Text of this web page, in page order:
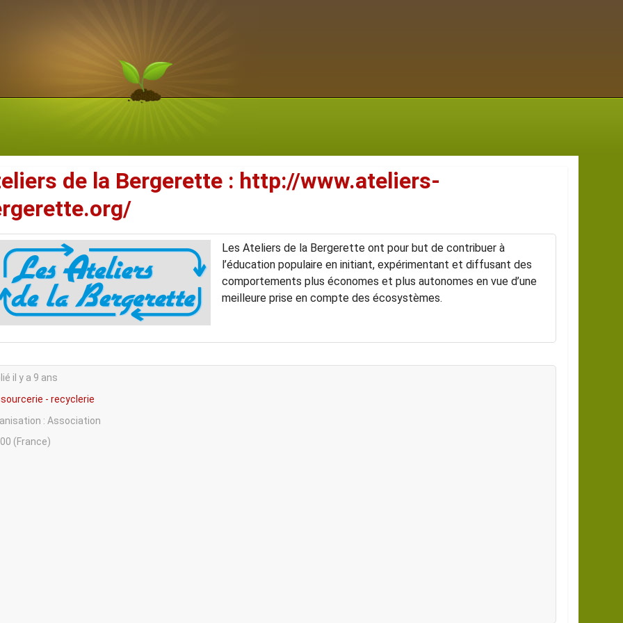
de la Bergerette : http://www.ateliers-
Les Ateliers de la Bergerette ont pour but de contribuer à
l’éducation populaire en initiant, expérimentant et diffusant des
comportements plus économes et plus autonomes en vue d’une
meilleure prise en compte des écosystèmes.
il y a 9 ans
- recyclerie
: Association
(France)